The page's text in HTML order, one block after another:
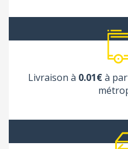
Livraison à 0.01€à